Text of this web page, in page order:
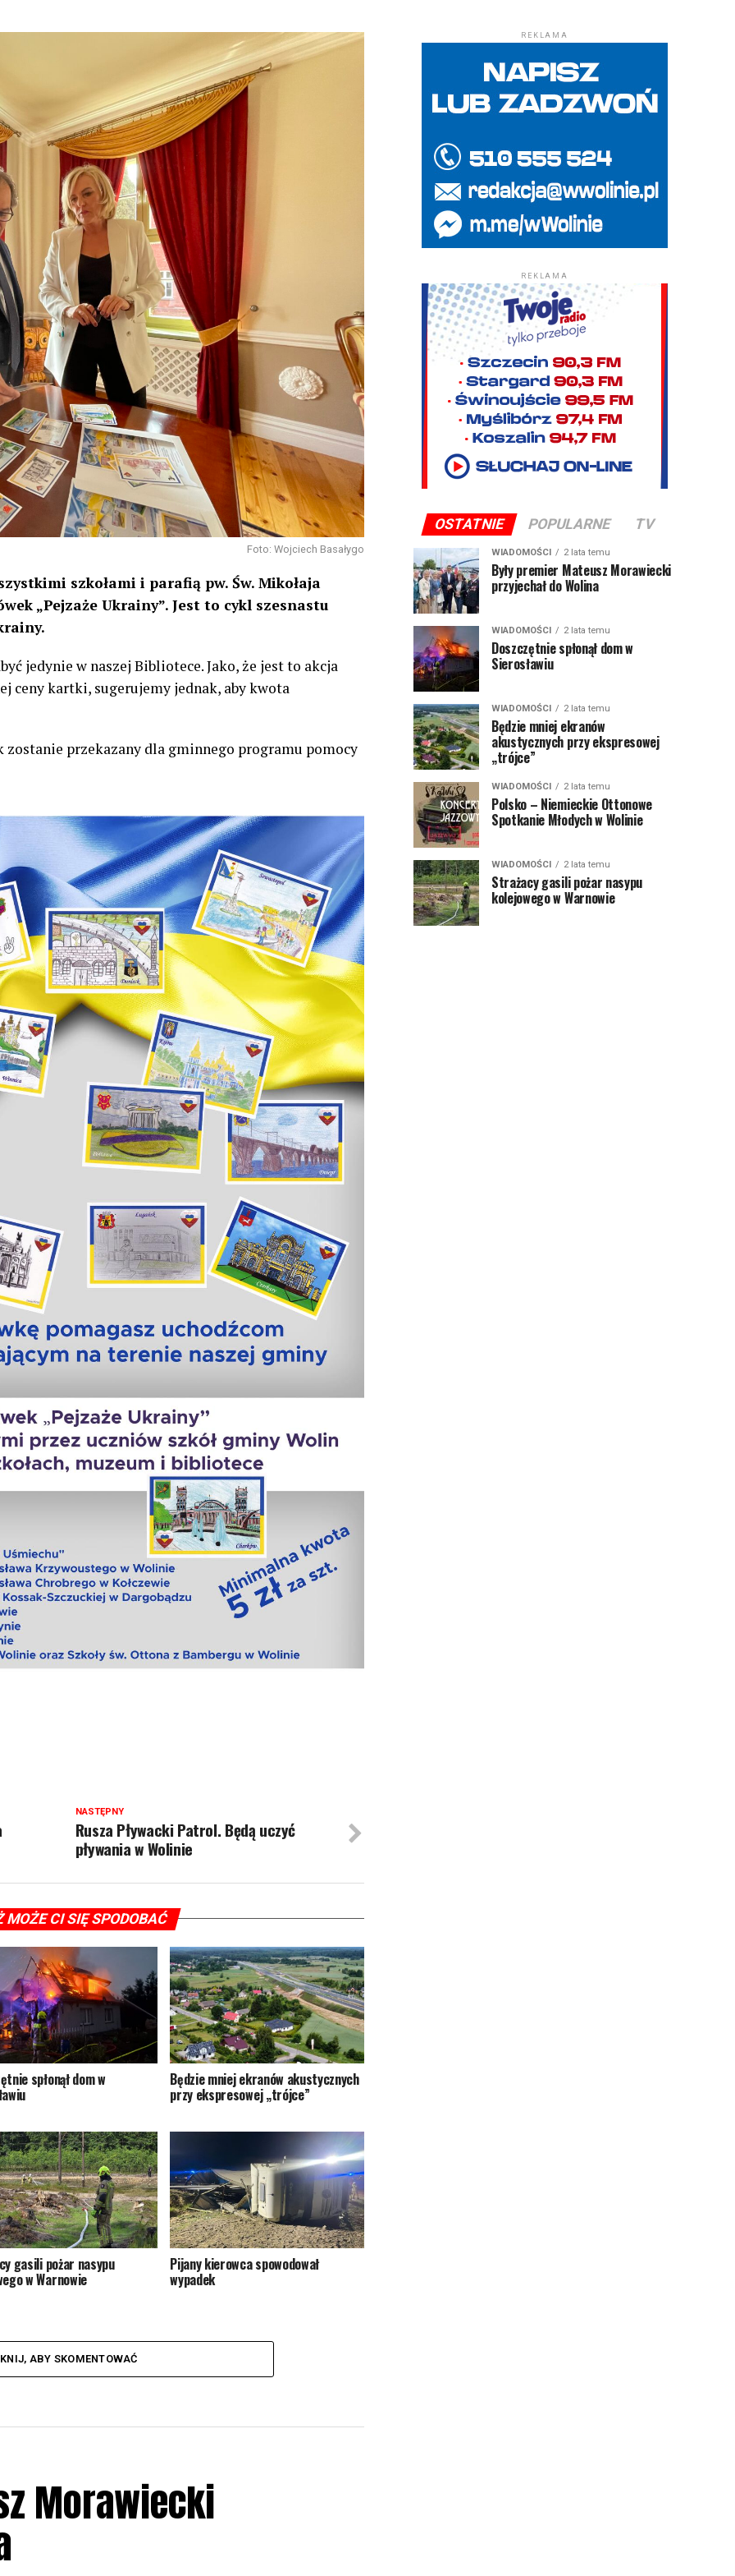
Foto: Wojciech Basałygo
szkołami i parafią pw. Św. Mikołaja
„Pejzaże Ukrainy”. Jest to cykl szesnastu
jedynie w naszej Bibliotece. Jako, że jest to akcja
ceny kartki, sugerujemy jednak, aby kwota
zostanie przekazany dla gminnego programu pomocy
NASTĘPNY
Rusza Pływacki Patrol. Będą uczyć
pływania w Wolinie
MOŻE CI SIĘ SPODOBAĆ
spłonął dom w Będzie mniej ekranów akustycznych
przy ekspresowej „trójce”
gasili pożar nasypu
w Warnowie
Pijany kierowca spowodował
wypadek
ABY SKOMENTOWAĆ
Morawiecki
REKLAMA
REKLAMA
OSTATNIE POPULARNE TV
WIADOMOŚCI 2 lata temu
Były premier Mateusz Morawiecki
przyjechał do Wolina
WIADOMOŚCI 2 lata temu
Doszczętnie spłonął dom w
Sierosławiu
WIADOMOŚCI 2 lata temu
Będzie mniej ekranów
akustycznych przy ekspresowej
„trójce”
WIADOMOŚCI 2 lata temu
Polsko – Niemieckie Ottonowe
Spotkanie Młodych w Wolinie
WIADOMOŚCI 2 lata temu
Strażacy gasili pożar nasypu
kolejowego w Warnowie